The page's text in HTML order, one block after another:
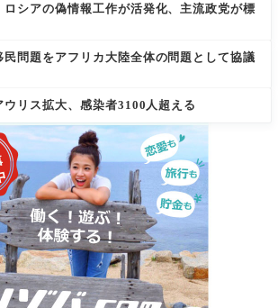
ロシアの偽情報工作が活発化、主流政党が標
問題をアフリカ大陸全体の問題として協議
リス拡大、感染者3100人超える